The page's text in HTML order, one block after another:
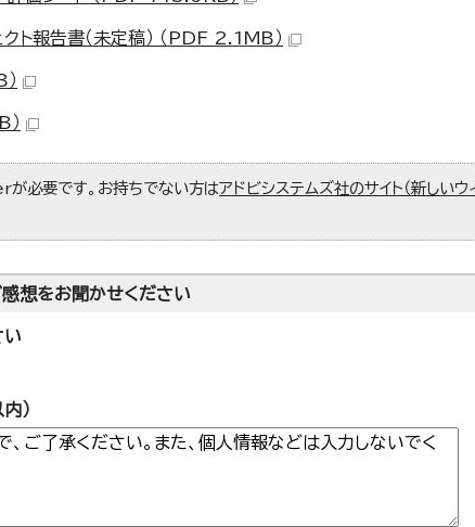
報告書（未定稿） （PDF 2.1MB）
必要です。お持ちでない方はアドビシステムズ社のサイト（新しいウ
感想をお聞かせください
い
）